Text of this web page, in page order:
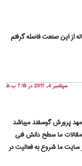
از این صنعت فاصله گرفتم
سپتامبر 4, 2017 در 7:15 ب.ظ
مهد پرورش گوسفند میباشد
مقالات ما سطح دانش فنی
سایت ما شروع به فعالیت در